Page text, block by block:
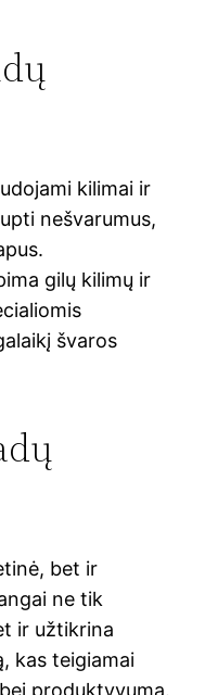
kilimai ir
nešvarumus,
gilų kilimų ir
švaros
bet ir
ne tik
ir užtikrina
kas teigiamai
produktyvumą.